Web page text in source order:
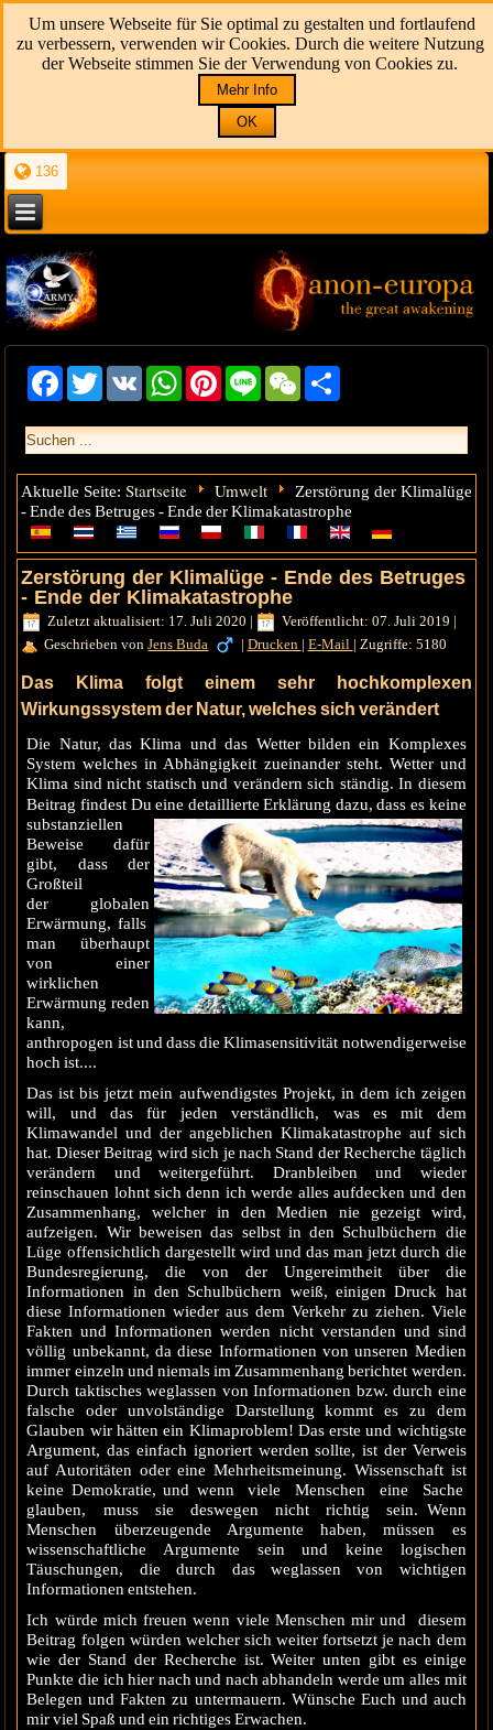
Um unsere Webseite für Sie optimal zu gestalten und fortlaufend
zu verbessern, verwenden wir Cookies. Durch die weitere Nutzung
der Webseite stimmen Sie der Verwendung von Cookies zu.
Mehr Info
OK
136
Facebook
Twitter VK WhatsAppPinterestLine WeChat
Aktuelle Seite:Startseite Umwelt
Zerstörung der Klimalüge
- Ende des Betruges - Ende der Klimakatastrophe
Zerstörung der Klimalüge - Ende des Betruges
- Ende der Klimakatastrophe
Zuletzt aktualisiert: 17. Juli 2020 | Veröffentlicht: 07. Juli 2019 |
Geschrieben vonJens Buda | Drucken | E-Mail | Zugriffe: 5180
Das Klima folgt einem sehr hochkomplexen
Wirkungssystem der Natur, welches sich verändert
Die Natur, das Klima und das Wetter bilden ein Komplexes
System welches in Abhängigkeit zueinander steht. Wetter und
Klima sind nicht statisch und verändern sich ständig. In diesem
Beitrag findest Du eine detaillierte Erklärung dazu, dass es keine
substanziellen
Beweise dafür
gibt, dass der
Großteil
der globalen
Erwärmung, falls
man überhaupt
von einer
wirklichen
Erwärmung reden
kann,
anthropogen ist und dass die Klimasensitivität notwendigerweise
hoch ist....
Das ist bis jetzt mein aufwendigstes Projekt, in dem ich zeigen
will, und das für jeden verständlich, was es mit dem
Klimawandel und der angeblichen Klimakatastrophe auf sich
hat. Dieser Beitrag wird sich je nach Stand der Recherche täglich
verändern und weitergeführt. Dranbleiben und wieder
reinschauen lohnt sich denn ich werde alles aufdecken und den
Zusammenhang, welcher in den Medien nie gezeigt wird,
aufzeigen. Wir beweisen das selbst in den Schulbüchern die
Lüge offensichtlich dargestellt wird und das man jetzt durch die
Bundesregierung, die von der Ungereimtheit über die
Informationen in den Schulbüchern weiß, einigen Druck hat
diese Informationen wieder aus dem Verkehr zu ziehen. Viele
Fakten und Informationen werden nicht verstanden und sind
völlig unbekannt, da diese Informationen von unseren Medien
immer einzeln und niemals im Zusammenhang berichtet werden.
Durch taktisches weglassen von Informationen bzw. durch eine
falsche oder unvolständige Darstellung kommt es zu dem
Glauben wir hätten ein Klimaproblem! Das erste und wichtigste
Argument, das einfach ignoriert werden sollte, ist der Verweis
auf Autoritäten oder eine Mehrheitsmeinung. Wissenschaft ist
keine Demokratie, und wenn viele Menschen eine Sache
glauben, muss sie deswegen nicht richtig sein. Wenn
Menschen überzeugende Argumente haben, müssen es
wissenschaftliche Argumente sein und keine logischen
Täuschungen, die durch das weglassen von wichtigen
Informationen entstehen.
Ich würde mich freuen wenn viele Menschen mir und diesem
Beitrag folgen würden welcher sich weiter fortsetzt je nach dem
wie der Stand der Recherche ist. Weiter unten gibt es einige
Punkte die ich hier nach und nach abhandeln werde um alles mit
Belegen und Fakten zu untermauern. Wünsche Euch und auch
mir viel Spaß und ein richtiges Erwachen.